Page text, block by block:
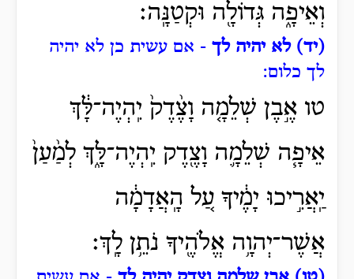
וְאֵיפָ֑ה גְּדוֹלָ֖ה וּקְטַנָּֽה׃
(יד) לא יהיה לך - אם עשית כן לא יהיה
לך כלום:
טו אֶ֣בֶן שְׁלֵמָ֤ה וָצֶ֨דֶק֙ יִֽהְיֶה־לָּ֔ךְ
אֵיפָ֧ה שְׁלֵמָ֛ה וָצֶ֖דֶק יִֽהְיֶה־לָּ֑ךְ לְמַ֨עַן֙
יַֽאֲרִ֣יכוּ יָמֶ֔יךָ עַ֚ל הָֽאֲדָמָ֔ה
אֲשֶׁר־יְהוָ֥ה אֱלֹהֶ֖יךָ נֹתֵ֥ן לָֽךְ׃